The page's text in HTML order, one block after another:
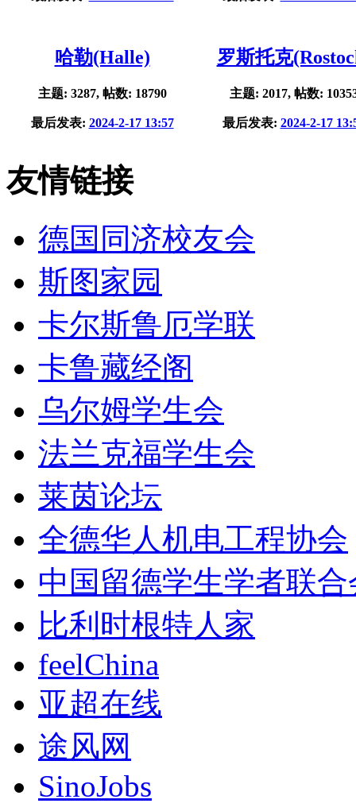
哈勒(Halle)
主题: 3287, 帖数: 18790
最后发表: 2024-2-17 13:57
罗斯托克
主题: 2017, 帖数:
最后发表: 2024-2-17
友情链接
德国同济校友会
斯图家园
卡尔斯鲁厄学联
卡鲁藏经阁
乌尔姆学生会
法兰克福学生会
莱茵论坛
全德华人机电工程协会
中国留德学生学者联合
比利时根特人家
feelChina
亚超在线
途风网
SinoJobs